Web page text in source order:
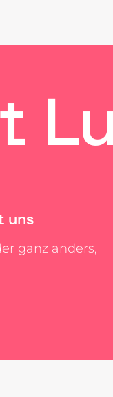
uns
ganz anders,